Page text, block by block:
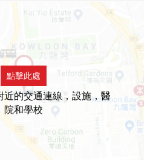
點擊此處
近的交通連線，設施，醫
院和學校